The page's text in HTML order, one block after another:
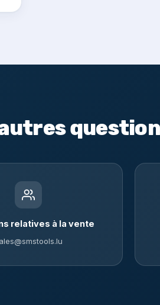
relatives à la vente